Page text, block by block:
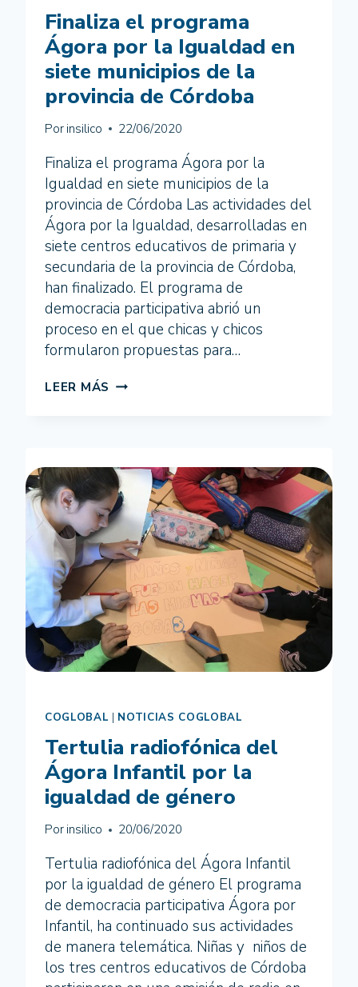
Finaliza el programa
Ágora por la Igualdad en
siete municipios de la
provincia de Córdoba
Por insilico 22/06/2020
Finaliza el programa Ágora por la
Igualdad en siete municipios de la
provincia de Córdoba Las actividades del
Ágora por la Igualdad, desarrolladas en
siete centros educativos de primaria y
secundaria de la provincia de Córdoba,
han finalizado. El programa de
democracia participativa abrió un
proceso en el que chicas y chicos
formularon propuestas para…
LEER MÁS FINALIZA
LA
IGUALDAD
EN
SIETE
MUNICIPIOS
DE
LA
PROVINCIA
DE
CÓRDOBA
COGLOBAL | NOTICIAS COGLOBAL
Tertulia radiofónica del
Ágora Infantil por la
igualdad de género
Por insilico 20/06/2020
Tertulia radiofónica del Ágora Infantil
por la igualdad de género El programa
de democracia participativa Ágora por
Infantil, ha continuado sus actividades
de manera telemática. Niñas y niños de
los tres centros educativos de Córdoba